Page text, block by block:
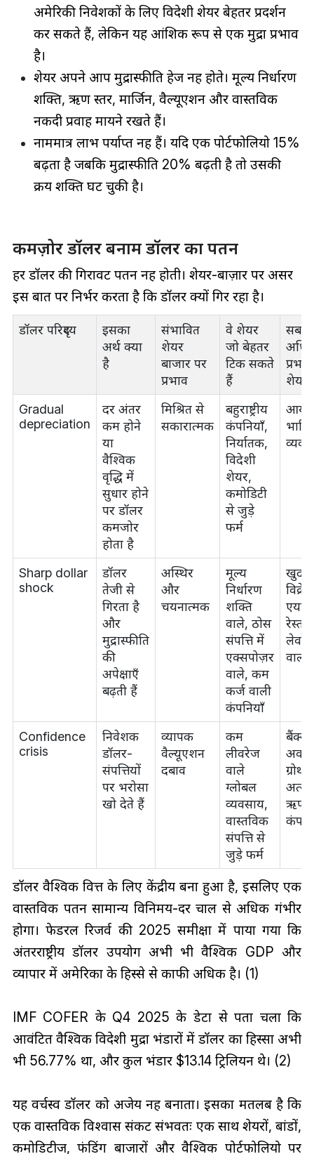
अमेरिकी निवेशकों के लिए विदेशी शेयर बेहतर प्रदर्शन
कर सकते हैं, लेकिन यह आंशिक रूप से एक मुद्रा प्रभाव
है।
शेयर अपने आप मुद्रास्फीति हेज नहीं होते। मूल्य निर्धारण
शक्ति, ऋण स्तर, मार्जिन, वैल्यूएशन और वास्तविक
नकदी प्रवाह मायने रखते हैं।
नाममात्र लाभ पर्याप्त नहीं हैं। यदि एक पोर्टफोलियो 15%
बढ़ता है जबकि मुद्रास्फीति 20% बढ़ती है तो उसकी
क्रय शक्ति घट चुकी है।
कमज़ोर डॉलर बनाम डॉलर का पतन
हर डॉलर की गिरावट पतन नहीं होती। शेयर-बाज़ार पर असर
इस बात पर निर्भर करता है कि डॉलर क्यों गिर रहा है।
डॉलर परिदृश्य
इसका
अर्थ क्या
है
संभावित
शेयर
बाजार पर
प्रभाव
वे शेयर
जो बेहतर
टिक सकते
हैं
सबसे
शेयर
Gradual
depreciation
दर अंतर
कम होने
या
वैश्विक
वृद्धि में
सुधार होने
पर डॉलर
कमजोर
होता है
मिश्रित से
सकारात्मक
बहुराष्ट्रीय
कंपनियाँ,
निर्यातक,
विदेशी
शेयर,
कमोडिटी
से जुड़े
फर्म
भारित
Sharp dollar
shock
डॉलर
तेजी से
गिरता है
और
मुद्रास्फीति
की
अपेक्षाएँ
बढ़ती हैं
अस्थिर
और
चयनात्मक
मूल्य
निर्धारण
शक्ति
वाले, ठोस
संपत्ति में
एक्सपोज़र
वाले, कम
कर्ज वाली
कंपनियाँ
खुदरा
वाली
Confidence
crisis
निवेशक
डॉलर-
संपत्तियों
पर भरोसा
खो देते हैं
व्यापक
वैल्यूएशन
दबाव
कम
लीवरेज
वाले
ग्लोबल
व्यवसाय,
वास्तविक
संपत्ति से
जुड़े फर्म
ग्रोथ
ऋणी
डॉलर वैश्विक वित्त के लिए केंद्रीय बना हुआ है, इसलिए एक
वास्तविक पतन सामान्य विनिमय-दर चाल से अधिक गंभीर
होगा। फेडरल रिजर्व की 2025 समीक्षा में पाया गया कि
अंतरराष्ट्रीय डॉलर उपयोग अभी भी वैश्विक GDP और
व्यापार में अमेरिका के हिस्से से काफी अधिक है। (1)
IMF COFER के Q4 2025 के डेटा से पता चला कि
आवंटित वैश्विक विदेशी मुद्रा भंडारों में डॉलर का हिस्सा अभी
भी 56.77% था, और कुल भंडार $13.14 ट्रिलियन थे। (2)
यह वर्चस्व डॉलर को अजेय नहीं बनाता। इसका मतलब है कि
एक वास्तविक विश्वास संकट संभवतः एक साथ शेयरों, बांडों,
कमोडिटीज, फंडिंग बाजारों और वैश्विक पोर्टफोलियो पर